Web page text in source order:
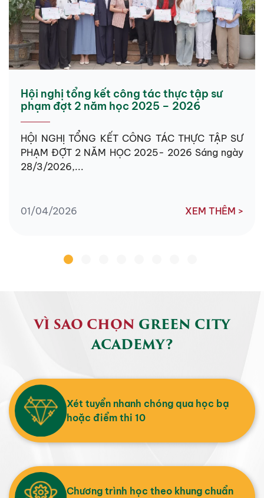
Hội nghị tổng kết công tác thực tập sư
phạm đợt 2 năm học 2025 – 2026
HỘI NGHỊ TỔNG KẾT CÔNG TÁC THỰC TẬP SƯ
PHẠM ĐỢT 2 NĂM HỌC 2025- 2026 Sáng ngày
28/3/2026,...
01/04/2026 XEM THÊM >
VÌ SAO CHỌN GREEN CITY
ACADEMY?
Xét tuyển nhanh chóng qua học bạ
hoặc điểm thi 10
Chương trình học theo khung chuẩn